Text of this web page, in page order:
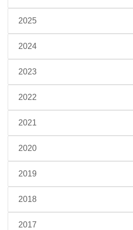
2025
2024
2023
2022
2021
2020
2019
2018
2017